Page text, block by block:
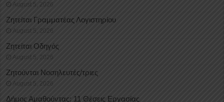
August 5, 2026
Ζητείται Γραμματέας Λογιστηρίου
August 5, 2026
Ζητείται Οδηγός
August 5, 2026
Ζητούνται Νοσηλευτές/τριες
August 5, 2026
Δήμος Αμαθούντας: 11 Θέσεις Εργασίας